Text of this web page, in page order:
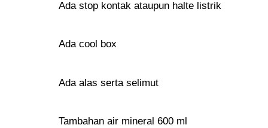
Ada stop kontak ataupun halte listrik
Ada cool box
Ada alas serta selimut
Tambahan air mineral 600 ml